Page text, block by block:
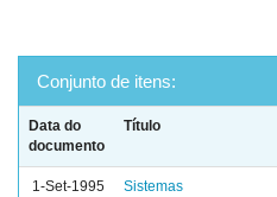
Conjunto de itens:
Data do
documento
Título
1-Set-1995
Sistemas